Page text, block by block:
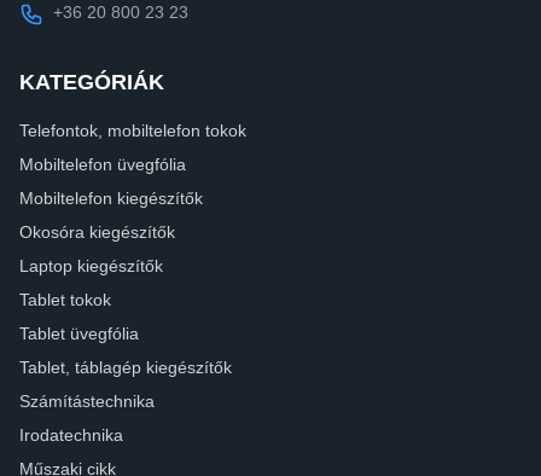
+36 20 800 23 23
KATEGÓRIÁK
Telefontok, mobiltelefon tokok
Mobiltelefon üvegfólia
Mobiltelefon kiegészítők
Okosóra kiegészítők
Laptop kiegészítők
Tablet tokok
Tablet üvegfólia
Tablet, táblagép kiegészítők
Számítástechnika
Irodatechnika
Műszaki cikk